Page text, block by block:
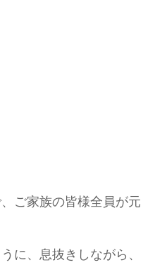
ご家族の皆様全員が元
に、息抜きしながら、